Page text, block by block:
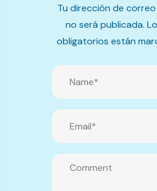
Tu dirección de
no será publicada.
obligatorios están